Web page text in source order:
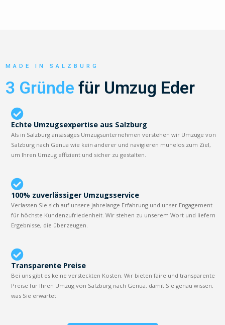
MADE IN SALZBURG
3 Gründe für Umzug Eder
Echte Umzugsexpertise aus Salzburg
Als in Salzburg ansässiges Umzugsunternehmen verstehen wir Umzüge von
Salzburg nach Genua wie kein anderer und navigieren mühelos zum Ziel,
um Ihren Umzug effizient und sicher zu gestalten.
100% zuverlässiger Umzugsservice
Verlassen Sie sich auf unsere jahrelange Erfahrung und unser Engagement
für höchste Kundenzufriedenheit. Wir stehen zu unserem Wort und liefern
Ergebnisse, die überzeugen.
Transparente Preise
Bei uns gibt es keine versteckten Kosten. Wir bieten faire und transparente
Preise für Ihren Umzug von Salzburg nach Genua, damit Sie genau wissen,
was Sie erwartet.